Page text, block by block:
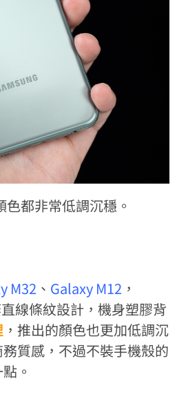
都非常低調沉穩。
M32 、 Galaxy M12 ，
線條紋設計，機身塑膠背
，推出的顏色也更加低調沉
質感，不過不裝手機殼的
。